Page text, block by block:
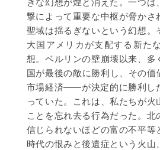
撃によって重要な中枢が脅かさ
聖域は揺るぎないという幻想。
大国アメリカが支配する新た
想。ベルリンの壁崩壊以来、多
国が最後の敵に勝利し、その
市場経済――が決定的に勝利し
っていた。これは、私たちが火
ことを忘れ去る行為だった。
信じられないほどの富の不平等
時代の恨みと後遺症という火山